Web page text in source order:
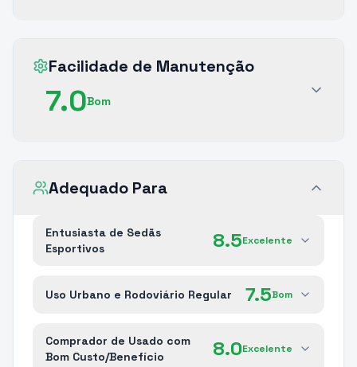
Facilidade de Manutenção
7.0Bom
Adequado Para
Entusiasta de Sedãs
Esportivos
8.5Excelente
Uso Urbano e Rodoviário Regular 7.5Bom
Comprador de Usado com
Bom Custo/Benefício
8.0Excelente